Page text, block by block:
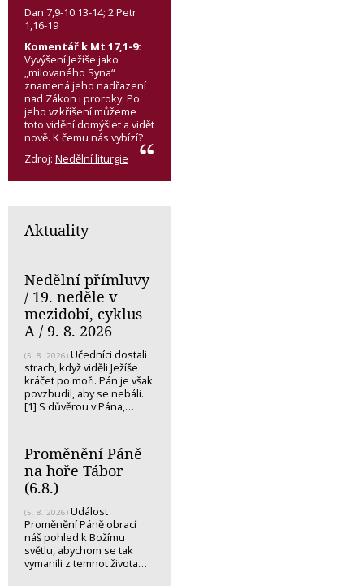
Dan 7,9-10.13-14; 2 Petr
1,16-19
Komentář k Mt 17,1-9:
Vyvýšení Ježíše jako
„milovaného Syna“
znamená jeho nadřazení
nad Zákon i proroky. Po
jeho vzkříšení můžeme
toto vidění domýšlet a vidět
nově. K čemu nás vybízí?
Zdroj: Nedělní liturgie
Aktuality
Nedělní přímluvy
/ 19. neděle v
mezidobí, cyklus
A / 9. 8. 2026
(5. 8. 2026) Učedníci dostali
strach, když viděli Ježíše
kráčet po moři. Pán je však
povzbudil, aby se nebáli.
[1] S důvěrou v Pána,…
Proměnění Páně
na hoře Tábor
(6.8.)
(5. 8. 2026) Událost
Proměnění Páně obrací
náš pohled k Božímu
světlu, abychom se tak
vymanili z temnot života…